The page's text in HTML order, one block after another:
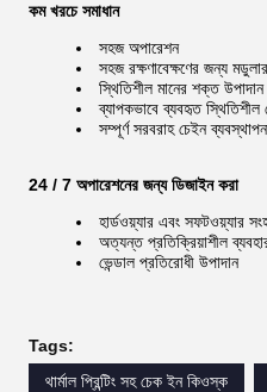
কম খরচে সমাধান
সহজ অপারেশন
সহজ রক্ষণাবেক্ষণের জন্য
স্থিতিশীল মানের শক্ত উপাদান
ব্যাপকভাবে ব্যবহৃত
সম্পূর্ণ সরবরাহ চেইন
24 / 7 অপারেশনের জন্য ডিজাইন করা
হার্ডওয়্যার এবং সফটওয়্যার
অত্যন্ত প্রতিক্রিয়াশীল
ভেন্ডাল প্রতিরোধী উপাদান
Tags:
থার্মাল প্রিন্টিং সহ চেক ইন কিওস্ক